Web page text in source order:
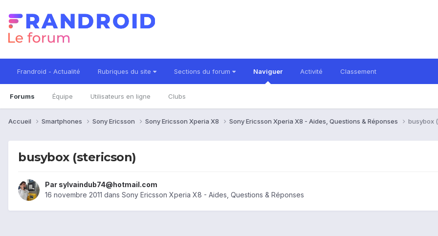
Frandroid - Actualité Rubriques du site Sections du forum Naviguer
Forums Équipe Utilisateurs en ligne Clubs
Activité Classement
Accueil Smartphones Sony Ericsson Sony Ericsson Xperia X8 Sony Ericsson Xperia X8 - Aides, Questions & Réponses busybox
busybox (stericson)
Par sylvaindub74@hotmail.com
16 novembre 2011 dans Sony Ericsson Xperia X8 - Aides, Questions & Réponses